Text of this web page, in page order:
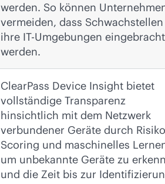
werden. So können
vermeiden, dass
ihre IT-Umgebungen eingebracht
werden.
ClearPass Device Insight bietet
vollständige Transparenz
hinsichtlich mit dem Netzwerk
verbundener Geräte durch
Scoring und maschinelles
um unbekannte Geräte zu
und die Zeit bis zur